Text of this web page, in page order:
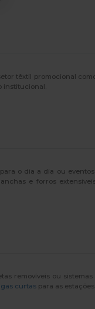
têxtil promocional
institucional.
o dia a dia ou
e forros
removíveis ou
curtas para as